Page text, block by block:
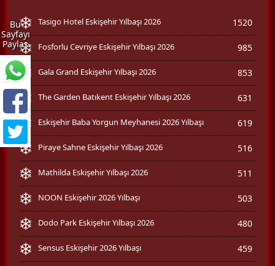
Bu
Sayfayı
Paylaş
Tasigo Hotel Eskişehir Yılbaşı 2026 1520
Fosforlu Cevriye Eskişehir Yılbaşı 2026 985
Gala Grand Eskişehir Yılbaşı 2026 853
The Garden Batıkent Eskişehir Yılbaşı 2026 631
Eskişehir Baba Yorgun Meyhanesi 2026 Yılbaşı 619
Piraye Sahne Eskişehir Yılbaşı 2026 516
Mathilda Eskişehir Yılbaşı 2026 511
NOON Eskişehir 2026 Yılbaşı 503
Dodo Park Eskişehir Yılbaşı 2026 480
Sensus Eskişehir 2026 Yılbaşı 459